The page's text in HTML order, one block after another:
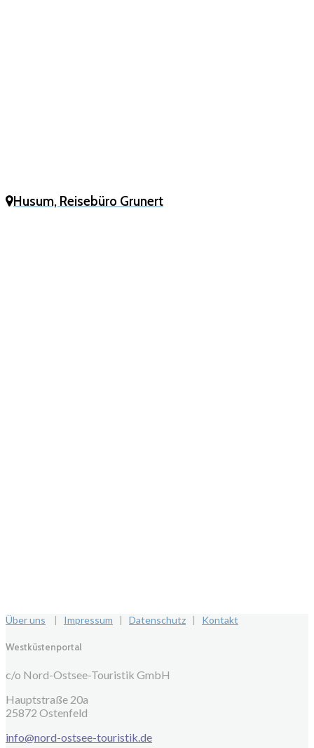
Husum, Reisebüro Grunert
Über uns | Impressum | Datenschutz | Kontakt
Westküstenportal
c/o Nord-Ostsee-Touristik GmbH
Hauptstraße 20a
25872 Ostenfeld
info@nord-ostsee-touristik.de